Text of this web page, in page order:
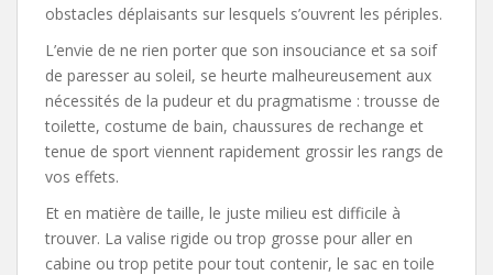
obstacles déplaisants sur lesquels s’ouvrent les périples.
L’envie de ne rien porter que son insouciance et sa soif
de paresser au soleil, se heurte malheureusement aux
nécessités de la pudeur et du pragmatisme : trousse de
toilette, costume de bain, chaussures de rechange et
tenue de sport viennent rapidement grossir les rangs de
vos effets.
Et en matière de taille, le juste milieu est difficile à
trouver. La valise rigide ou trop grosse pour aller en
cabine ou trop petite pour tout contenir, le sac en toile